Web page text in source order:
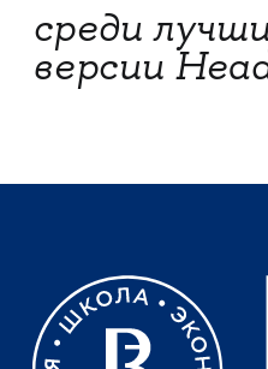
среди
версии